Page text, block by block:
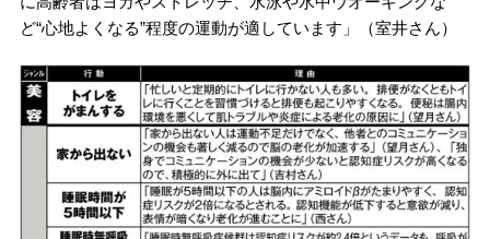
ど“心地よくなる”程度の運動が適しています」（室井さん）